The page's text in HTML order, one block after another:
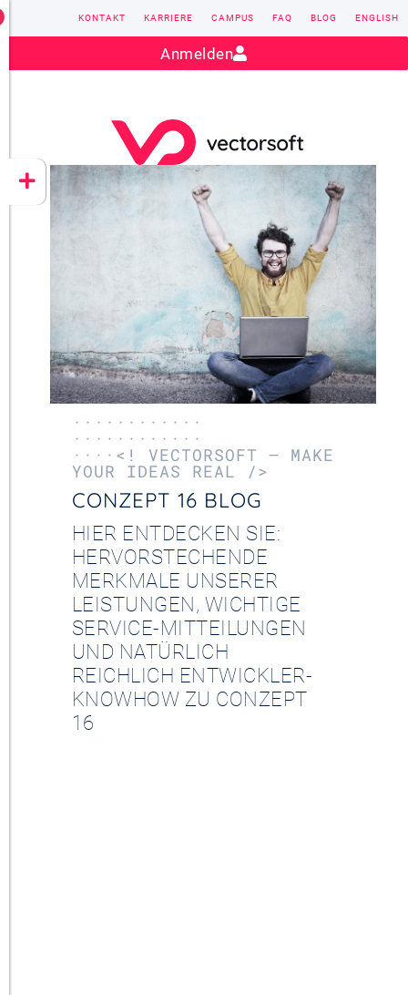
CONZEPT 16
YEET
Kontakt:sales@vectorsoft.de
KONTAKT KARRIERE CAMPUS FAQ BLOG ENGLISH
Anmelden
············
············
····<! VECTORSOFT – MAKE
YOUR IDEAS REAL />
CONZEPT 16 BLOG
HIER ENTDECKEN SIE:
HERVORSTECHENDE
MERKMALE UNSERER
LEISTUNGEN, WICHTIGE
SERVICE-MITTEILUNGEN
UND NATÜRLICH
REICHLICH ENTWICKLER-
KNOWHOW ZU CONZEPT
16